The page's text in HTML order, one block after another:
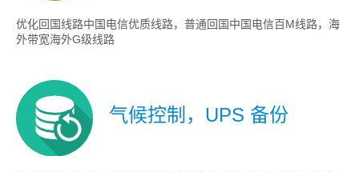
优化回国线路中国电信优质线路，普通回国中国电信百M线路，海
外带宽海外G级线路
气候控制，UPS 备份